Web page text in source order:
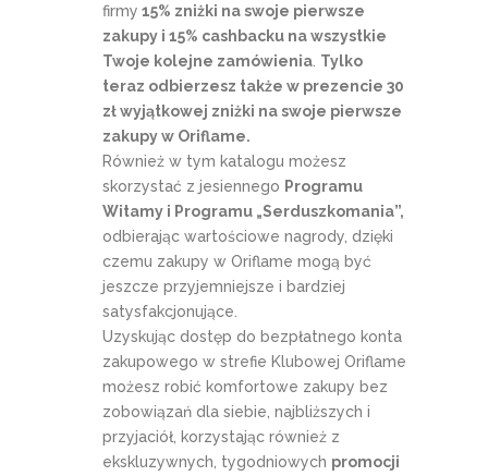
firmy 15% zniżki na swoje pierwsze
zakupy i 15% cashbacku na wszystkie
Twoje kolejne zamówienia Tylko
teraz odbierzesz także w prezencie 30
zł wyjątkowej zniżki na swoje pierwsze
zakupy w Oriflame.
Również w tym katalogu możesz
skorzystać z jesiennego Programu
Witamy i Programu „Serduszkomania”,
odbierając wartościowe nagrody, dzięki
czemu zakupy w Oriflame mogą być
jeszcze przyjemniejsze i bardziej
satysfakcjonujące.
Uzyskując dostęp do bezpłatnego konta
zakupowego w strefie Klubowej Oriflame
możesz robić komfortowe zakupy bez
zobowiązań dla siebie, najbliższych i
przyjaciół, korzystając również z
ekskluzywnych, tygodniowych promocji